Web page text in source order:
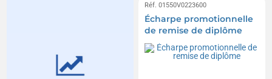
Réf. 01550V0223600
Écharpe promotionnelle
de remise de diplôme